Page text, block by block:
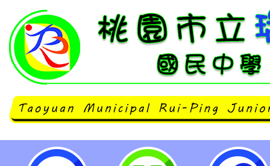
【九年級】9/11(三)班會課家庭教